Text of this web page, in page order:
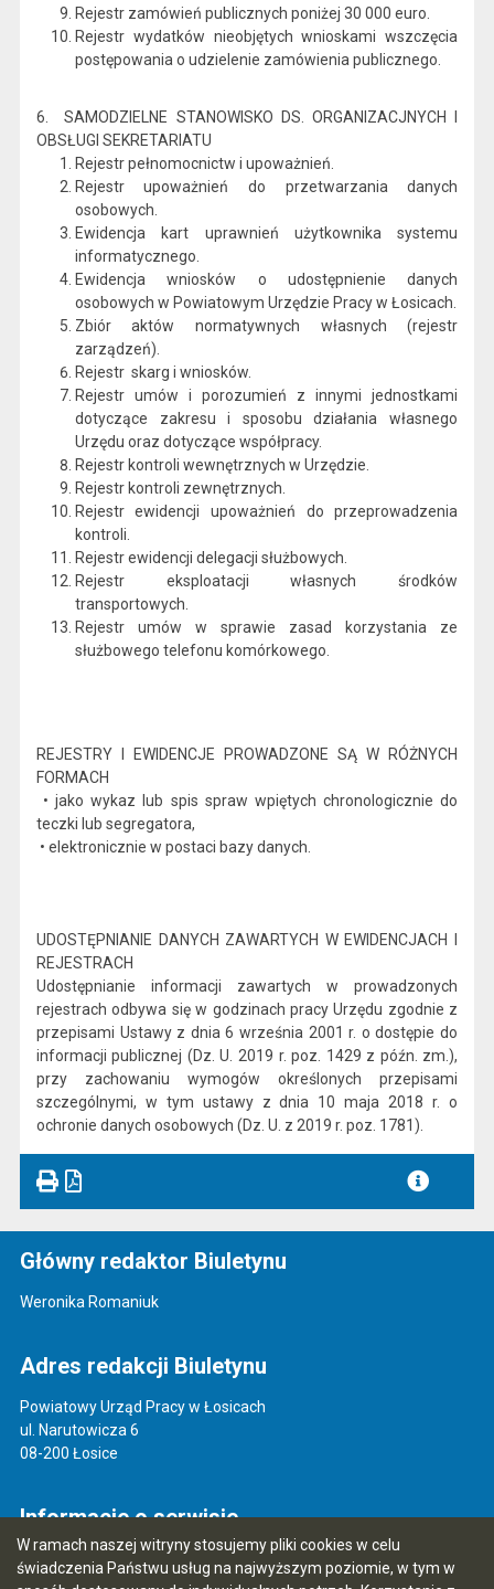
W ramach naszej witryny stosujemy pliki cookies w celu
świadczenia Państwu usług na najwyższym poziomie, w tym w
Rejestr zamówień publicznych poniżej 30 000 euro.
Rejestr wydatków nieobjętych wnioskami wszczęcia
postępowania o udzielenie zamówienia publicznego.
6. SAMODZIELNE STANOWISKO DS. ORGANIZACJNYCH I
OBSŁUGI SEKRETARIATU
Rejestr pełnomocnictw i upoważnień.
Rejestr upoważnień do przetwarzania danych
osobowych.
Ewidencja kart uprawnień użytkownika systemu
informatycznego.
Ewidencja wniosków o udostępnienie danych
osobowych w Powiatowym Urzędzie Pracy w Łosicach.
Zbiór aktów normatywnych własnych (rejestr
zarządzeń).
Rejestr skarg i wniosków.
Rejestr umów i porozumień z innymi jednostkami
dotyczące zakresu i sposobu działania własnego
Urzędu oraz dotyczące współpracy.
Rejestr kontroli wewnętrznych w Urzędzie.
Rejestr kontroli zewnętrznych.
Rejestr ewidencji upoważnień do przeprowadzenia
kontroli.
Rejestr ewidencji delegacji służbowych.
Rejestr eksploatacji własnych środków
transportowych.
Rejestr umów w sprawie zasad korzystania ze
służbowego telefonu komórkowego.
REJESTRY I EWIDENCJE PROWADZONE SĄ W RÓŻNYCH
FORMACH
• jako wykaz lub spis spraw wpiętych chronologicznie do
teczki lub segregatora,
• elektronicznie w postaci bazy danych.
UDOSTĘPNIANIE DANYCH ZAWARTYCH W EWIDENCJACH I
REJESTRACH
Udostępnianie informacji zawartych w prowadzonych
rejestrach odbywa się w godzinach pracy Urzędu zgodnie z
przepisami Ustawy z dnia 6 września 2001 r. o dostępie do
informacji publicznej (Dz. U. 2019 r. poz. 1429 z późn. zm.),
przy zachowaniu wymogów określonych przepisami
szczególnymi, w tym ustawy z dnia 10 maja 2018 r. o
ochronie danych osobowych (Dz. U. z 2019 r. poz. 1781).
Główny redaktor Biuletynu
Weronika Romaniuk
Adres redakcji Biuletynu
Powiatowy Urząd Pracy w Łosicach
ul. Narutowicza 6
08-200 Łosice
Informacje o serwisie
Mapa serwisu